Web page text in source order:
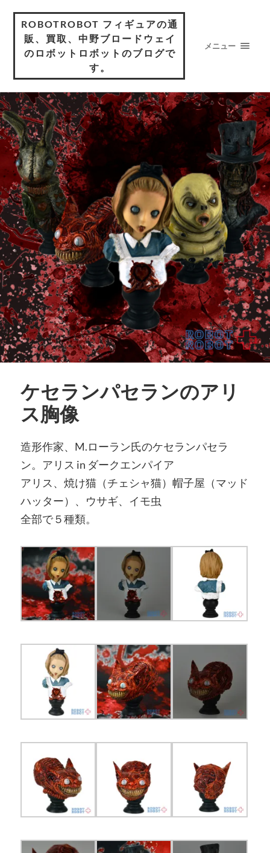
ROBOTROBOT フィギュアの通
販、買取、中野ブロードウェイ
のロボットロボットのブログで
す。
メニュー
ケセランパセランのアリ
ス胸像
造形作家、M.ローラン氏のケセランパセラ
ン。アリス in ダークエンパイア
アリス、焼け猫（チェシャ猫）帽子屋（マッド
ハッター）、ウサギ、イモ虫
全部で５種類。